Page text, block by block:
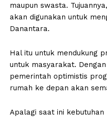
maupun swasta.
akan digunakan untuk
Danantara.
Hal itu untuk mendukung
untuk masyarakat.
pemerintah optimistis
rumah ke depan akan
Apalagi saat ini